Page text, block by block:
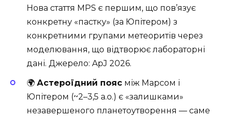
Нова стаття MPS є першим, що пов’язує
конкретну «пастку» (за Юпітером) з
конкретними групами метеоритів через
моделювання, що відтворює лабораторні
дані. Джерело: ApJ 2026.
🌍 Астероїдний пояс між Марсом і
Юпітером (~2–3,5 а.о.) є «залишками»
незавершеного планетоутворення — саме